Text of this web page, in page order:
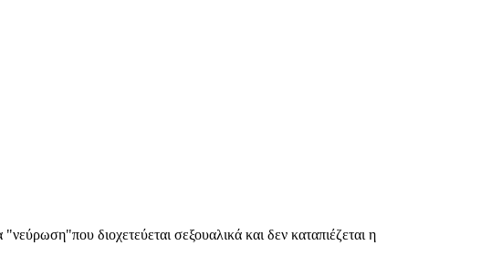
διοχετεύεται σεξουαλικά και δεν καταπιέζεται η